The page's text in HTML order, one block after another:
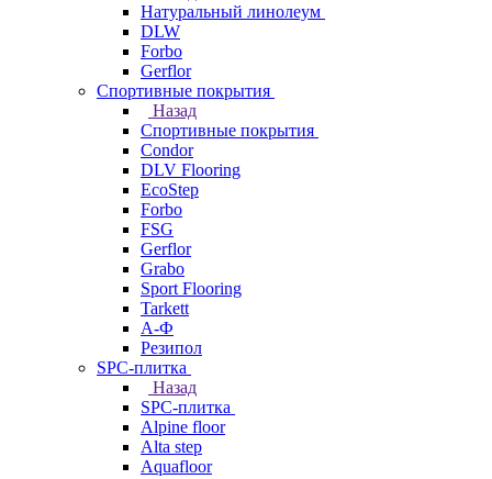
Натуральный линолеум
DLW
Forbo
Gerflor
Спортивные покрытия
Назад
Спортивные покрытия
Condor
DLV Flooring
EcoStep
Forbo
FSG
Gerflor
Grabo
Sport Flooring
Tarkett
А-Ф
Резипол
SPC-плитка
Назад
SPC-плитка
Alpine floor
Alta step
Aquafloor